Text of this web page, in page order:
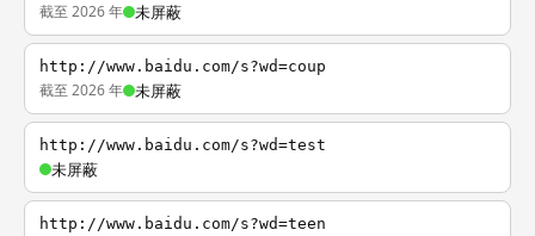
截至 2026 年 未屏蔽
http://www.baidu.com/s?wd=coup
截至 2026 年 未屏蔽
http://www.baidu.com/s?wd=test
未屏蔽
http://www.baidu.com/s?wd=teen